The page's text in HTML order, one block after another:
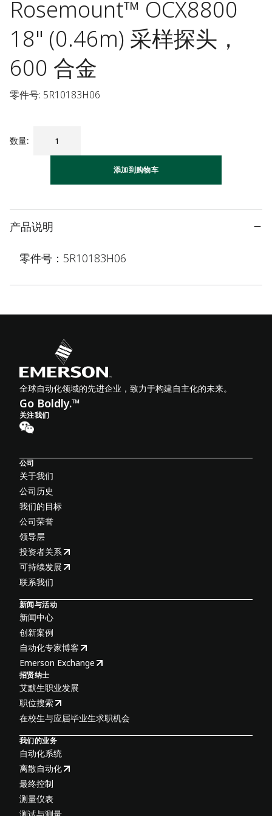
Rosemount™ OCX8800
18" (0.46m) 采样探头，
600 合金
零件号: 5R10183H06
数量:
添加到购物车
产品说明
零件号：5R10183H06
全球自动化领域的先进企业，致力于构建自主化的未来。
Go Boldly.™
关注我们
公司
关于我们
公司历史
我们的目标
公司荣誉
领导层
投资者关系
可持续发展
联系我们
新闻与活动
新闻中心
创新案例
自动化专家博客
Emerson Exchange
招贤纳士
艾默生职业发展
职位搜索
在校生与应届毕业生求职机会
我们的业务
自动化系统
离散自动化
最终控制
测量仪表